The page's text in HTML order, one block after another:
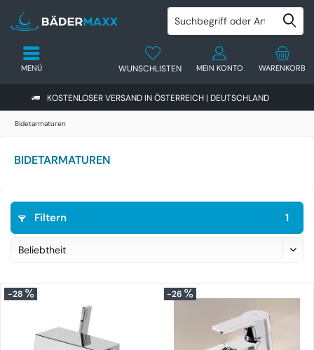
KOSTENLOSER VERSAND IN ÖSTERREICH | DEUTSCHLAND
WARENKORB
WUNSCHLISTEN MEIN KONTO
MENÜ
Bidetarmaturen
BIDETARMATUREN
Filtern 1
-28 -26